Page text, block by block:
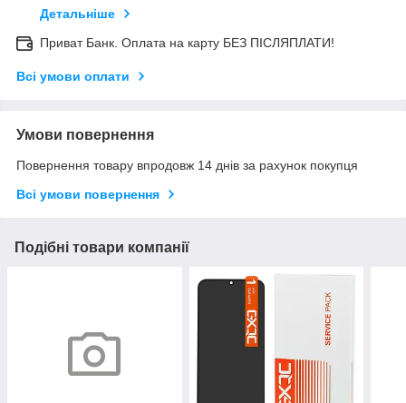
Детальніше
Приват Банк. Оплата на карту БЕЗ ПІСЛЯПЛАТИ!
Всі умови оплати
Умови повернення
Повернення товару впродовж 14 днів за рахунок покупця
Всі умови повернення
Подібні товари компанії